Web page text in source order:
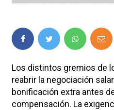
Los distintos gremios de
reabrir la negociación
bonificación extra antes
compensación. La